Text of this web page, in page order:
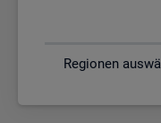
Regionen